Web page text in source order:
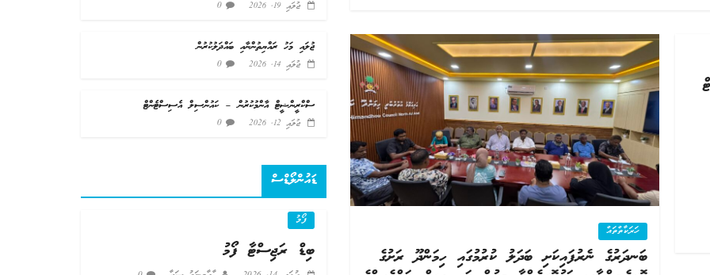
ލައިޓް
ހަރަކާތްތައް
ބަނދަރުގެ ނެރުފައިކަށި ބަދަލު ކުރުމުގައި ހިމަންދޫ ރަށުގެ
ޖުލައި 19, 2026 0
ޖުލައި މަހު ރައްޔިތުންނާއި ބައްދަލުކުރުން
ޖުލައި 14, 2026 0
ސްކްރީންޝީޓް އާންމުކުރުން – ކައުންސިލް އެސިސްޓެންޓް
ޖުލައި 12, 2026 0
ޑައުންލޯޑްސް
ފޯމު
ބިޑް ރަޖިސްޓާ ފޯމު